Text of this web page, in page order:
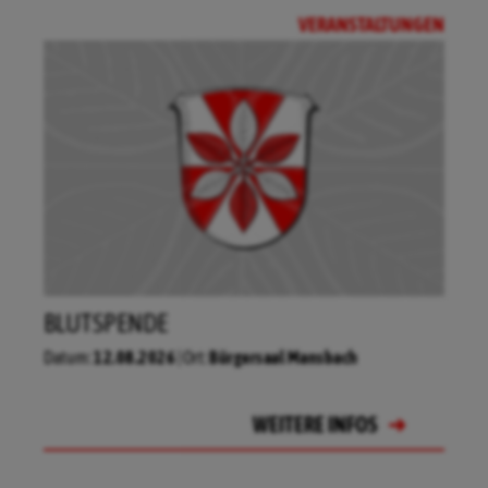
06.08.2026
09.08.2026
Dorfmitte Ransbach - Am
WEITERE INFOS
VERANSTALTUNGEN
BLUTSPENDE
Datum: 12.08.2026 | Ort: Bürgersaal Mansbach
WEITERE INFOS
NACHRICHT ÖFFNEN
27.08.2026 Park - Buttlarstraße
WEITERE INFOS